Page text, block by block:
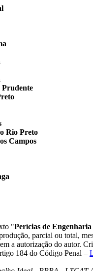
Prudente
Rio Preto
Campos
"Perícias de Engenharia
parcial ou total,
a autorização do autor.
184 do Código Penal –